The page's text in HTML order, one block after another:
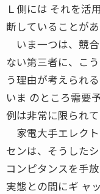
Ｌ側には それを活
断していることがあ
いま一つは、競
ない第三者に、こ
う理由が考えられる
いま のところ需要
例は非常に限られて
家電大手エレク
センは、そうした
コンピタンスを手
実態との間にギ ャ